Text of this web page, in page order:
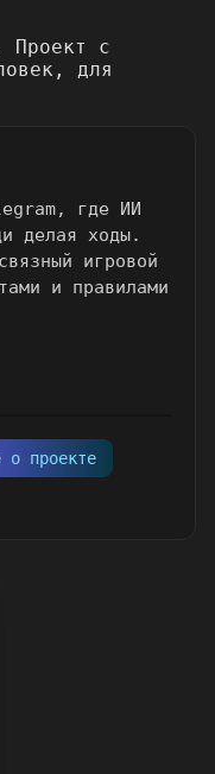
где ИИ
делая ходы.
игровой
и правилами
о проекте